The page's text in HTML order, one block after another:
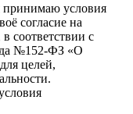
принимаю условия
согласие на
соответствии с
№152-ФЗ «О
целей,